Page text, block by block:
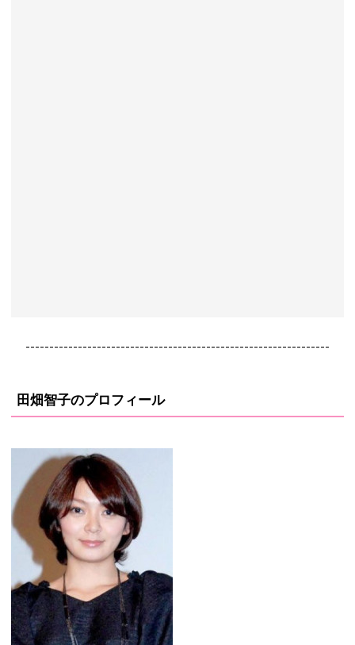
----------------------------------------------------------------
田畑智子のプロフィール